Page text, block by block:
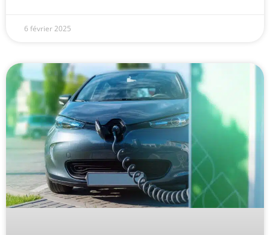
6 février 2025